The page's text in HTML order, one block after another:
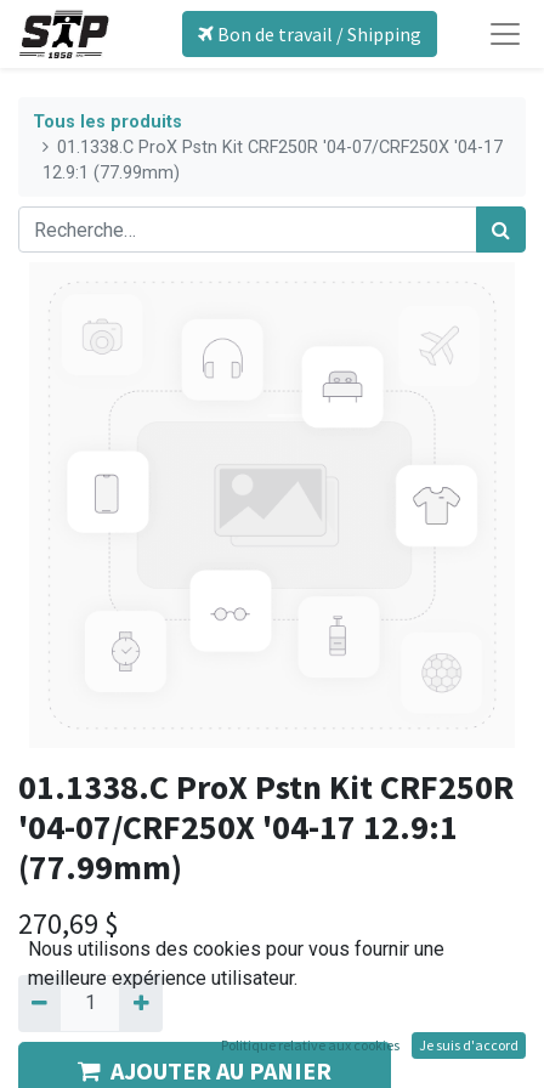
Bon de travail / Shipping
Tous les produits
01.1338.C ProX Pstn Kit CRF250R '04-07/CRF250X '04-17
12.9:1 (77.99mm)
01.1338.C ProX Pstn Kit CRF250R
'04-07/CRF250X '04-17 12.9:1
(77.99mm)
270,69 $
AJOUTER AU PANIER
Nous utilisons des cookies pour vous fournir une
meilleure expérience utilisateur.
Politique relative aux cookies Je suis d'accord